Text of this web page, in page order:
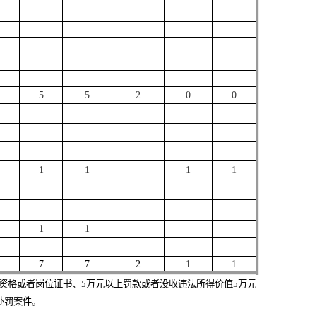
5 5 2 0
0
1 1 1
1
1
1
7 7 2 1
1
格或者岗位证书、5万元以上罚款或者没收违法所得价值5万元
罚案件。